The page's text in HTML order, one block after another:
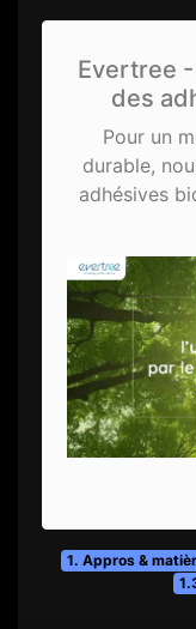
Evertree
des
Pour un
durable,
adhésives
1. Appros &